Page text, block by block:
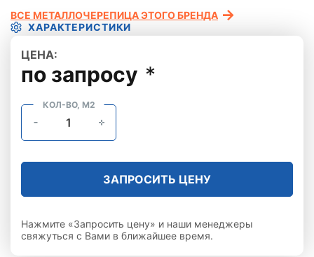
ХАРАКТЕРИСТИКИ
ВСЕ МЕТАЛЛОЧЕРЕПИЦА ЭТОГО БРЕНДА
ЦЕНА:
по запросу *
КОЛ-ВО, М2
ЗАПРОСИТЬ ЦЕНУ
Нажмите «Запросить цену» и наши менеджеры
свяжуться с Вами в ближайшее время.